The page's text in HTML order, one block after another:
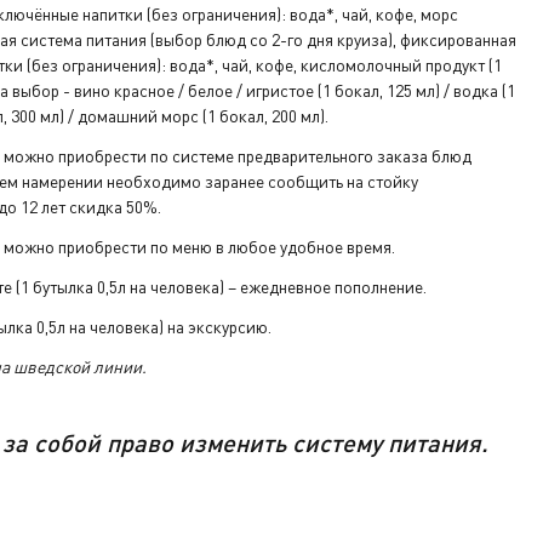
напитки (без ограничения): вода*, чай, кофе, морс
система питания (выбор блюд со 2-го дня круиза), фиксированная
(без ограничения): вода*, чай, кофе, кисломолочный продукт (1
выбор - вино красное / белое / игристое (1 бокал, 125 мл) / водка (1
300 мл) / домашний морс (1 бокал, 200 мл).
приобрести по системе предварительного заказа блюд
намерении необходимо заранее сообщить на стойку
12 лет скидка 50%.
приобрести по меню в любое удобное время.
(1 бутылка 0,5л на человека) – ежедневное пополнение.
0,5л на человека) на экскурсию.
шведской линии.
за собойправо изменить систему питания.